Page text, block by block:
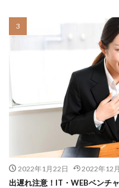
2022年1月22日 2022年12
出遅れ注意！IT・WEBベンチ